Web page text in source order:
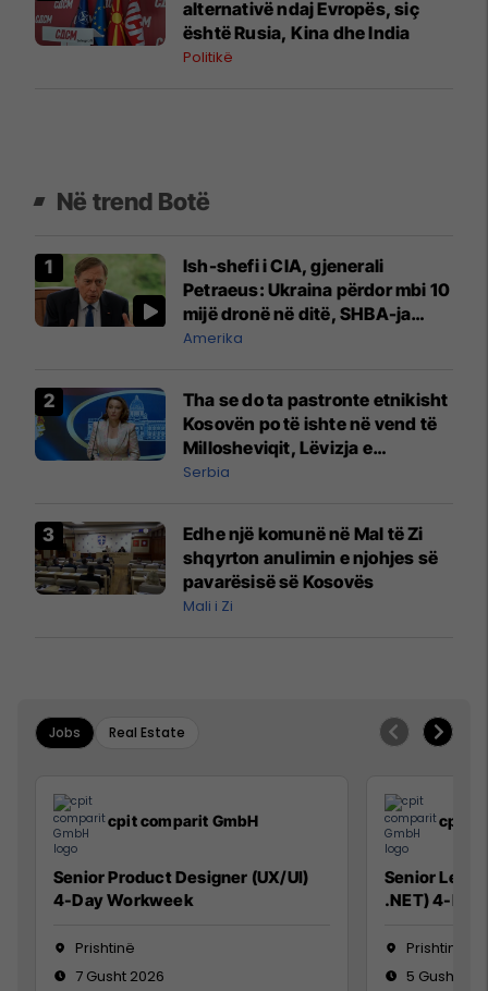
alternativë ndaj Evropës, siç
është Rusia, Kina dhe India
Politikë
Në trend Botë
Ish-shefi i CIA, gjenerali
Petraeus: Ukraina përdor mbi 10
mijë dronë në ditë, SHBA-ja
mbetet shumë prapa në
Amerika
Tha se do ta pastronte etnikisht
Kosovën po të ishte në vend të
Millosheviqit, Lëvizja e
Qytetarëve të Lirë në Serbi
Paunoviq
Serbia
Edhe një komunë në Mal të Zi
shqyrton anulimin e njohjes së
pavarësisë së Kosovës
Mali i Zi
Jobs Real Estate
cpit comparit GmbH
Senior Product Designer (UX/UI)
4-Day Workweek
Prishtinë
7 Gusht 2026
cpit
Senior Lead
.NET) 4-
Prishtinë
5 Gusht